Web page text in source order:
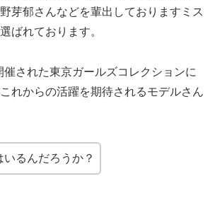
芽郁さんなどを輩出しておりますミス
ばれております。
された東京ガールズコレクションに
れからの活躍を期待されるモデルさん
いるんだろうか？